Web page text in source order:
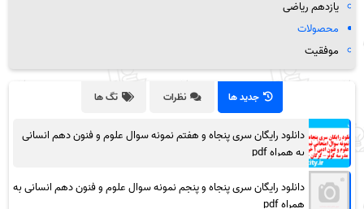
یازدهم ریاضی
محصولات
موفقیت
جدید ها نظرات تگ ها
دانلود رایگان سری پنجاه و هفتم نمونه سوال علوم و فنون دهم انسانی
به همراه pdf
دانلود رایگان سری پنجاه و پنجم نمونه سوال علوم و فنون دهم انسانی به
همراه pdf